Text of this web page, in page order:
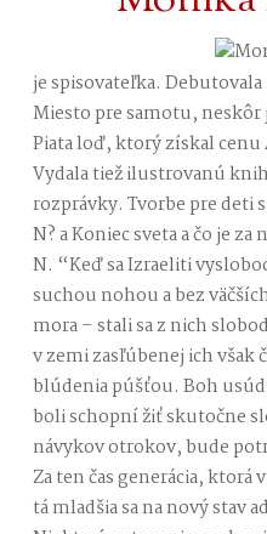
je spisovateľka.
Miesto pre samotu,
Piata loď, ktorý získal cenu
Vydala tiež ilustrovanú
rozprávky. Tvorbe pre deti
N? a Koniec sveta a čo je
N. “Keď sa Izraeliti
suchou nohou a bez
mora – stali sa z nich
v zemi zasľúbenej ich však
blúdenia púšťou. Boh
boli schopní žiť skutočne
návykov otrokov, bude
Za ten čas generácia,
tá mladšia sa na nový stav